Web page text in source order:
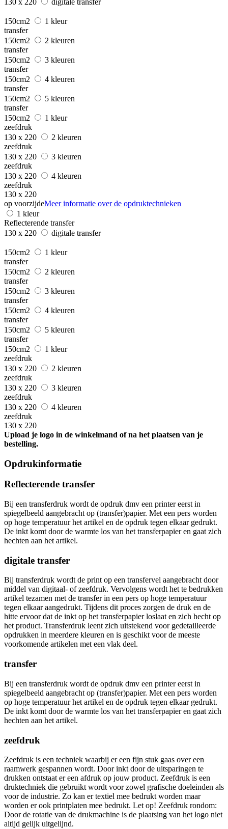
150cm2
1 kleur
transfer
150cm2
2 kleuren
transfer
150cm2
3 kleuren
transfer
150cm2
4 kleuren
transfer
150cm2
5 kleuren
transfer
150cm2
1 kleur
zeefdruk
130 x 220
2 kleuren
zeefdruk
130 x 220
3 kleuren
zeefdruk
130 x 220
4 kleuren
zeefdruk
130 x 220
op voorzijdeMeer informatie over de opdruktechnieken
1 kleur
Reflecterende transfer
130 x 220
digitale transfer
150cm2
1 kleur
transfer
150cm2
2 kleuren
transfer
150cm2
3 kleuren
transfer
150cm2
4 kleuren
transfer
150cm2
5 kleuren
transfer
150cm2
1 kleur
zeefdruk
130 x 220
2 kleuren
zeefdruk
130 x 220
3 kleuren
zeefdruk
130 x 220
4 kleuren
zeefdruk
130 x 220
Upload je logo in de winkelmand of na het plaatsen van je
bestelling.
Opdrukinformatie
Reflecterende transfer
Bij een transferdruk wordt de opdruk dmv een printer eerst in
spiegelbeeld aangebracht op (transfer)papier. Met een pers worden
op hoge temperatuur het artikel en de opdruk tegen elkaar gedrukt.
De inkt komt door de warmte los van het transferpapier en gaat zich
hechten aan het artikel.
digitale transfer
Bij transferdruk wordt de print op een transfervel aangebracht door
middel van digitaal- of zeefdruk. Vervolgens wordt het te bedrukken
artikel tezamen met de transfer in een pers op hoge temperatuur
tegen elkaar aangedrukt. Tijdens dit proces zorgen de druk en de
hitte ervoor dat de inkt op het transferpapier loslaat en zich hecht op
het product. Transferdruk leent zich uitstekend voor gedetailleerde
opdrukken in meerdere kleuren en is geschikt voor de meeste
voorkomende artikelen met een vlak deel.
transfer
Bij een transferdruk wordt de opdruk dmv een printer eerst in
spiegelbeeld aangebracht op (transfer)papier. Met een pers worden
op hoge temperatuur het artikel en de opdruk tegen elkaar gedrukt.
De inkt komt door de warmte los van het transferpapier en gaat zich
hechten aan het artikel.
zeefdruk
Zeefdruk is een techniek waarbij er een fijn stuk gaas over een
raamwerk gespannen wordt. Door inkt door de uitsparingen te
drukken ontstaat er een afdruk op jouw product. Zeefdruk is een
druktechniek die gebruikt wordt voor zowel grafische doeleinden als
voor de industrie. Zo kan er textiel mee bedrukt worden maar
worden er ook printplaten mee bedrukt. Let op! Zeefdruk rondom:
Door de rotatie van de drukmachine is de plaatsing van het logo niet
altijd gelijk uitgelijnd.